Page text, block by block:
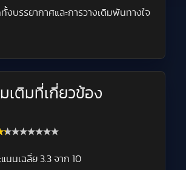
งบรรยากาศและการวางเดิมพันทางใจ
เติมที่เกี่ยวข้อง
แนนเฉลี่ย 3.3 จาก 10